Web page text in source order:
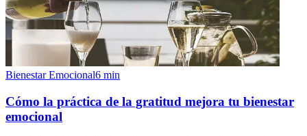
Bienestar Emocional6 min
Cómo la práctica de la gratitud mejora tu bienestar
emocional